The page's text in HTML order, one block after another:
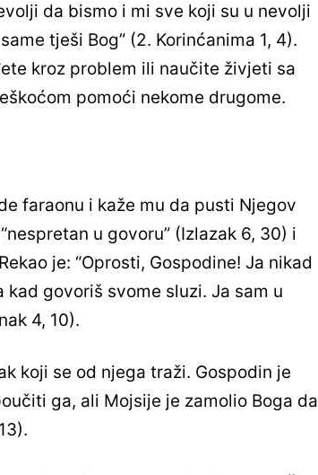
da bismo i mi sve koji su u nevolji
tješi Bog” (2. Korinćanima 1, 4).
kroz problem ili naučite živjeti sa
pomoći nekome drugome.
faraonu i kaže mu da pusti Njegov
u govoru” (Izlazak 6, 30) i
je: “Oprosti, Gospodine! Ja nikad
govoriš svome sluzi. Ja sam u
4, 10).
koji se od njega traži. Gospodin je
ga, ali Mojsije je zamolio Boga da